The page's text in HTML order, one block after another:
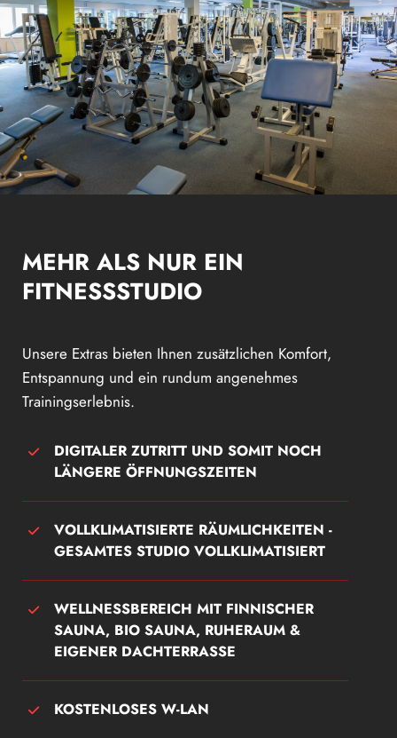
MEHR ALS NUR EIN
FITNESSSTUDIO
Unsere Extras bieten Ihnen zusätzlichen Komfort,
Entspannung und ein rundum angenehmes
Trainingserlebnis.
DIGITALER ZUTRITT UND SOMIT NOCH
LÄNGERE ÖFFNUNGSZEITEN
VOLLKLIMATISIERTE RÄUMLICHKEITEN -
GESAMTES STUDIO VOLLKLIMATISIERT
WELLNESSBEREICH MIT FINNISCHER
SAUNA, BIO SAUNA, RUHERAUM &
EIGENER DACHTERRASSE
KOSTENLOSES W-LAN